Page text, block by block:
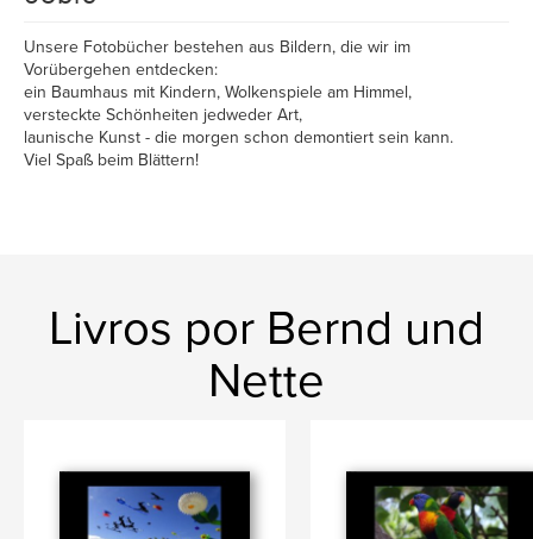
Unsere Fotobücher bestehen aus Bildern, die wir im
Vorübergehen entdecken:
ein Baumhaus mit Kindern, Wolkenspiele am Himmel,
versteckte Schönheiten jedweder Art,
launische Kunst - die morgen schon demontiert sein kann.
Viel Spaß beim Blättern!
Livros por Bernd und
Nette